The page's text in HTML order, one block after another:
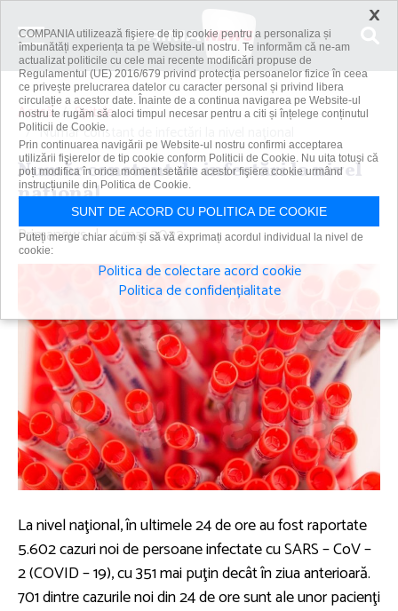
Acasă
Spitale
Număr constant de infectări la nivel naţional
Număr constant de infectări la nivel
naţional
Primanews | 4 mar 2022
La nivel naţional, în ultimele 24 de ore au fost raportate
5.602 cazuri noi de persoane infectate cu SARS – CoV –
2 (COVID – 19), cu 351 mai puţin decât în ziua anterioară.
701 dintre cazurile noi din 24 de ore sunt ale unor pacienţi
×
COMPANIA utilizează fişiere de tip cookie pentru a personaliza și
îmbunătăți experiența ta pe Website-ul nostru. Te informăm că ne-am
actualizat politicile cu cele mai recente modificări propuse de
Regulamentul (UE) 2016/679 privind protecția persoanelor fizice în ceea
ce privește prelucrarea datelor cu caracter personal și privind libera
circulație a acestor date. Înainte de a continua navigarea pe Website-ul
nostru te rugăm să aloci timpul necesar pentru a citi și înțelege conținutul
Politicii de Cookie.
Prin continuarea navigării pe Website-ul nostru confirmi acceptarea
utilizării fişierelor de tip cookie conform Politicii de Cookie. Nu uita totuși că
poți modifica în orice moment setările acestor fişiere cookie urmând
instrucțiunile din Politica de Cookie.
SUNT DE ACORD CU POLITICA DE COOKIE
Puteți merge chiar acum și să vă exprimați acordul individual la nivel de
cookie:
Politica de colectare acord cookie
Politica de confidențialitate